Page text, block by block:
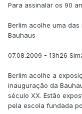
Para assinalar os 90
Berlim acolhe uma
Bauhaus
07.08.2009 - 13h26
Berlim acolhe a
inauguração da
século XX. Estão
pela escola fundada